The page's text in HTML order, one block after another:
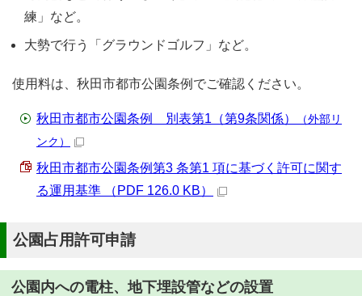
練」など。
大勢で行う「グラウンドゴルフ」など。
使用料は、秋田市都市公園条例でご確認ください。
秋田市都市公園条例 別表第1（第9条関係）
（外部リ
ンク）
秋田市都市公園条例第3 条第1 項に基づく許可に関す
る運用基準 （PDF 126.0 KB）
公園占用許可申請
公園内への電柱、地下埋設管などの設置